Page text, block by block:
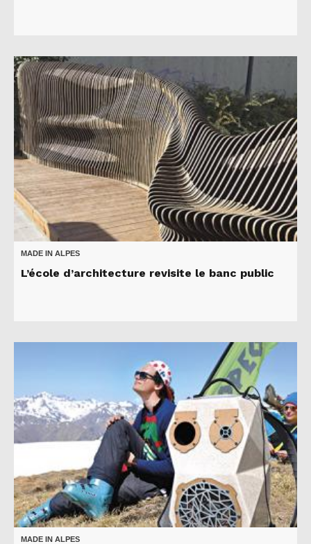
MADE IN ALPES
L’école d’architecture revisite le banc public
MADE IN ALPES